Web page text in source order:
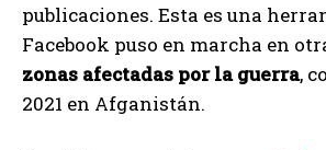
publicaciones. Esta es una
Facebook puso en marcha en
zonas afectadas por la guerra,
2021 en Afganistán.